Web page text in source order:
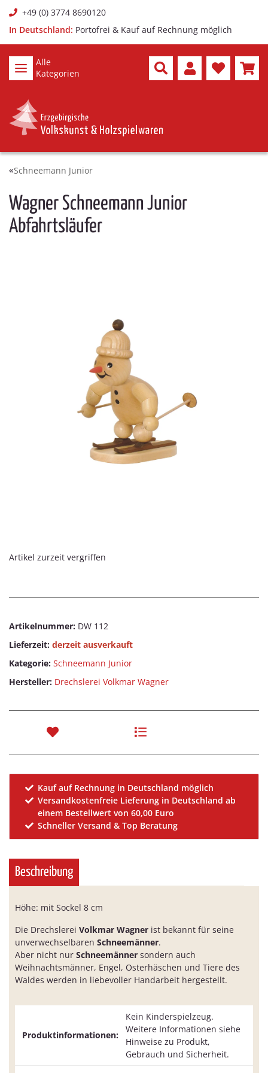
+49 (0) 3774 8690120
In Deutschland: Portofrei & Kauf auf Rechnung möglich
Alle
Kategorien
Schneemann Junior
Wagner Schneemann Junior
Abfahrtsläufer
Artikel zurzeit vergriffen
Artikelnummer: DW 112
Lieferzeit: derzeit ausverkauft
Kategorie: Schneemann Junior
Hersteller: Drechslerei Volkmar Wagner
Kauf auf Rechnung in Deutschland möglich
Versandkostenfreie Lieferung in Deutschland ab
einem Bestellwert von 60,00 Euro
Schneller Versand & Top Beratung
Beschreibung
Höhe: mit Sockel 8 cm
Die Drechslerei Volkmar Wagner ist bekannt für seine
unverwechselbaren Schneemänner.
Aber nicht nur Schneemänner sondern auch
Weihnachtsmänner, Engel, Osterhäschen und Tiere des
Waldes werden in liebevoller Handarbeit hergestellt.
Produktinformationen:
Kein Kinderspielzeug.
Weitere Informationen siehe
Hinweise zu Produkt,
Gebrauch und Sicherheit.